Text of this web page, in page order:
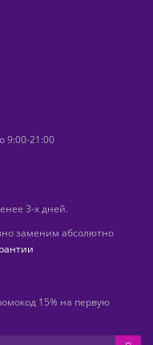
9:00-21:00
3-х дней.
заменим абсолютно
15% на первую